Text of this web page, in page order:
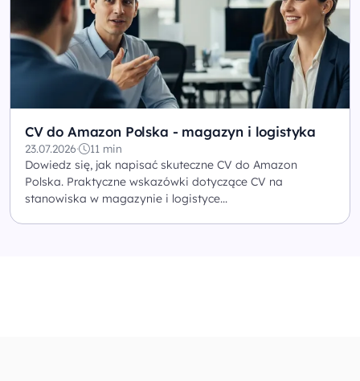
CV do Amazon Polska - magazyn i logistyka
23.07.2026· 11 min
Dowiedz się, jak napisać skuteczne CV do Amazon
Polska. Praktyczne wskazówki dotyczące CV na
stanowiska w magazynie i logistyce...